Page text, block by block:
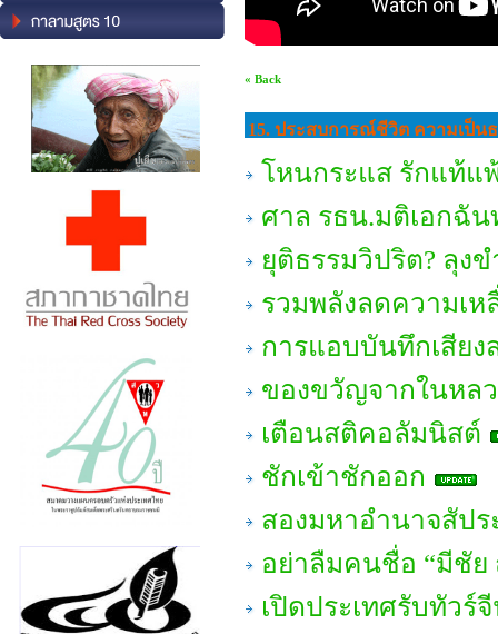
« Back
15. ประสบการณ์ชีวิต ความเป็น
โหนกระแส รักแท้แ
ศาล รธน.มติเอกฉั
ยุติธรรมวิปริต? ลุง
รวมพลังลดความเห
การแอบบันทึกเสีย
ของขวัญจากในหล
เตือนสติคอลัมนิสต์
ชักเข้าชักออก
สองมหาอำนาจสัปร
อย่าลืมคนชื่อ “มีชัย
เปิดประเทศรับทัวร์